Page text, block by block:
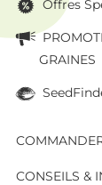
Offres
GRAINES
CONSEILS &